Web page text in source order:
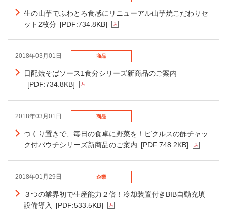
生の山芋でふわとろ食感にリニューアル山芋焼こだわりセ
ット2枚分 [PDF:734.8KB]
2018年03月01日 商品
日配焼そばソース1食分シリーズ新商品のご案内
[PDF:734.8KB]
2018年03月01日 商品
つくり置きで、毎日の食卓に野菜を！ピクルスの酢チャッ
ク付パウチシリーズ新商品のご案内 [PDF:748.2KB]
2018年01月29日 企業
３つの業界初で生産能力２倍！冷却装置付きBIB自動充填
設備導入
[PDF:533.5KB]